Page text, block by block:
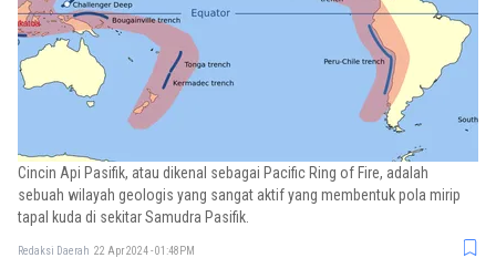
Cincin Api Pasifik, atau dikenal sebagai Pacific Ring of Fire, adalah
sebuah wilayah geologis yang sangat aktif yang membentuk pola mirip
tapal kuda di sekitar Samudra Pasifik.
Redaksi Daerah 22 Apr 2024 - 01:48PM